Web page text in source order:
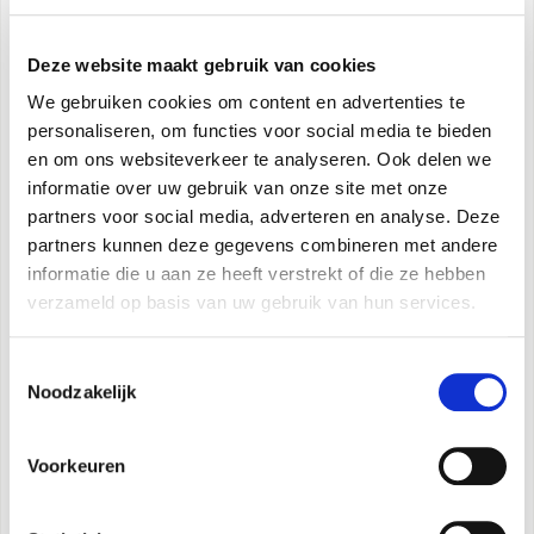
Deze website maakt gebruik van cookies
We gebruiken cookies om content en advertenties te
personaliseren, om functies voor social media te bieden
en om ons websiteverkeer te analyseren. Ook delen we
informatie over uw gebruik van onze site met onze
partners voor social media, adverteren en analyse. Deze
partners kunnen deze gegevens combineren met andere
informatie die u aan ze heeft verstrekt of die ze hebben
verzameld op basis van uw gebruik van hun services.
Noodzakelijk
Voorkeuren
installatieomstandigheden.
Toevoer van verse lucht
De binnenunits van de commerciële lijn zijn
uitgerust met specifieke luchtinlaten voor de invoer
van externe of verse lucht in het product.
Condensaat opvoerpomp
Binnenunits zijn uitgerust met een pomp voor het
oppompen van condensaat.
Aan-uit op afstand
Alle units van de commerciële lijn zijn uitgerust met
schakelen via een extern apparaat.
Commerciële lijnunits zijn uitgerust met een
contact waarmee je de alarmtoestand van het
product kunt synchroniseren met een extern